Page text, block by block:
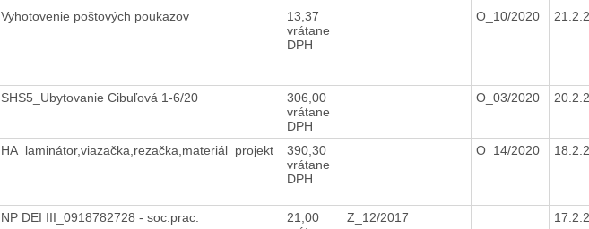
Vyhotovenie poštových poukazov
13,37
vrátane
DPH
O_10/2020
SHS5_Ubytovanie Cibuľová 1-6/20
306,00
vrátane
DPH
O_03/2020
HA_laminátor,viazačka,rezačka,materiál_projekt
390,30
vrátane
DPH
O_14/2020
NP DEI III_0918782728 - soc.prac.
21,00
Z_12/2017